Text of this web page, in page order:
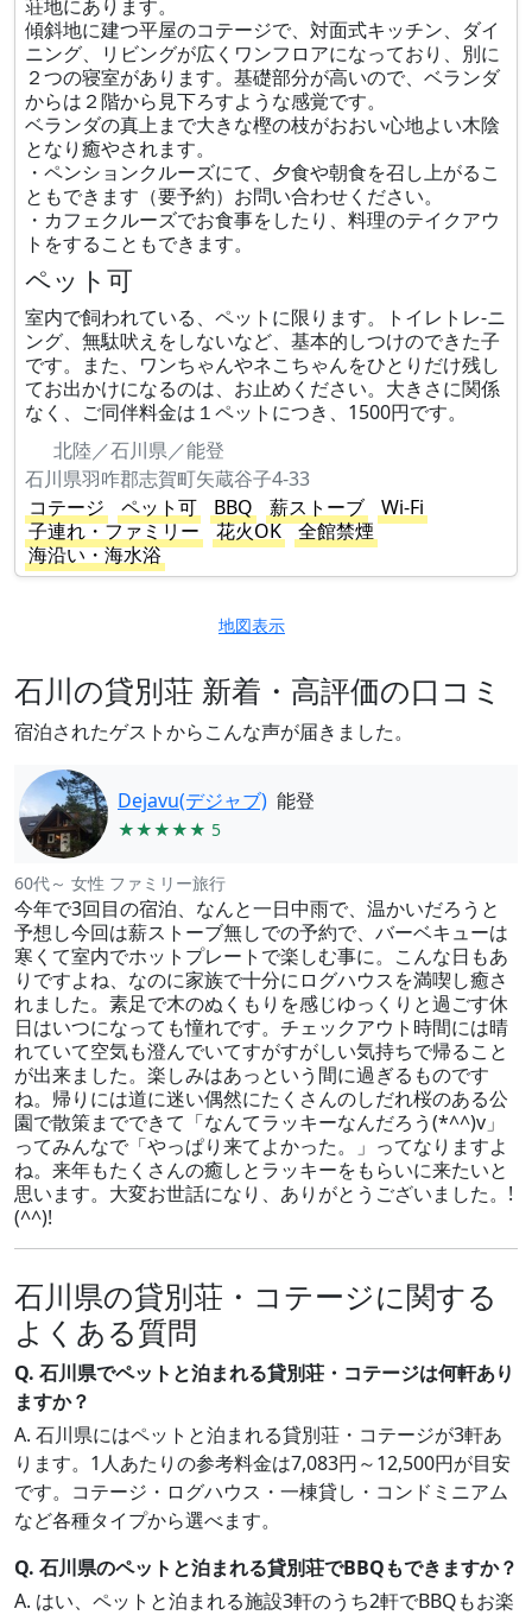
荘地にあります。
傾斜地に建つ平屋のコテージで、対面式キッチン、ダイ
ニング、リビングが広くワンフロアになっており、別に
２つの寝室があります。基礎部分が高いので、ベランダ
からは２階から見下ろすような感覚です。
ベランダの真上まで大きな樫の枝がおおい心地よい木陰
となり癒やされます。
・ペンションクルーズにて、夕食や朝食を召し上がるこ
ともできます（要予約）お問い合わせください。
・カフェクルーズでお食事をしたり、料理のテイクアウ
トをすることもできます。
ペット可
室内で飼われている、ペットに限ります。トイレトレ-ニ
ング、無駄吠えをしないなど、基本的しつけのできた子
です。また、ワンちゃんやネこちゃんをひとりだけ残し
てお出かけになるのは、お止めください。大きさに関係
なく、ご同伴料金は１ペットにつき、1500円です。
北陸／石川県／能登
石川県羽咋郡志賀町矢蔵谷子4-33
コテージ
ペット可 BBQ 薪ストーブ
Wi-Fi
子連れ・ファミリー
花火OK
全館禁煙
海沿い・海水浴
地図表示
石川の貸別荘 新着・高評価の口コミ
宿泊されたゲストからこんな声が届きました。
Dejavu(デジャブ) 能登
★★★★★ 5
60代～ 女性 ファミリー旅行
今年で3回目の宿泊、なんと一日中雨で、温かいだろうと
予想し今回は薪ストーブ無しでの予約で、バーベキューは
寒くて室内でホットプレートで楽しむ事に。こんな日もあ
りですよね、なのに家族で十分にログハウスを満喫し癒さ
れました。素足で木のぬくもりを感じゆっくりと過ごす休
日はいつになっても憧れです。チェックアウト時間には晴
れていて空気も澄んでいてすがすがしい気持ちで帰ること
が出来ました。楽しみはあっという間に過ぎるものです
ね。帰りには道に迷い偶然にたくさんのしだれ桜のある公
園で散策までできて「なんてラッキーなんだろう(*^^)v」
ってみんなで「やっぱり来てよかった。」ってなりますよ
ね。来年もたくさんの癒しとラッキーをもらいに来たいと
思います。大変お世話になり、ありがとうございました。!
(^^)!
石川県の貸別荘・コテージに関する
よくある質問
Q. 石川県でペットと泊まれる貸別荘・コテージは何軒あり
ますか？
A. 石川県にはペットと泊まれる貸別荘・コテージが3軒あ
ります。1人あたりの参考料金は7,083円～12,500円が目安
です。コテージ・ログハウス・一棟貸し・コンドミニアム
など各種タイプから選べます。
Q. 石川県のペットと泊まれる貸別荘でBBQもできますか？
A. はい、ペットと泊まれる施設3軒のうち2軒でBBQもお楽